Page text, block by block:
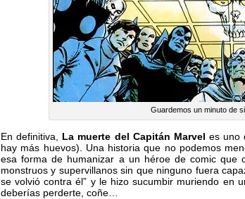
Guardemos un minuto de
En definitiva, La muerte del Capitán Marvel es uno
hay más huevos). Una historia que no podemos
esa forma de humanizar a un héroe de comic que
monstruos y supervillanos sin que ninguno fuera
se volvió contra él” y le hizo sucumbir muriendo en
deberías perderte, coñe…